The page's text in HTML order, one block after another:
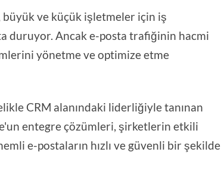
büyük ve küçük işletmeler için iş
duruyor. Ancak e-posta trafiğinin hacmi
yönetme ve optimize etme
CRM alanındaki liderliğiyle tanınan
entegre çözümleri, şirketlerin etkili
e-postaların hızlı ve güvenli bir şekilde